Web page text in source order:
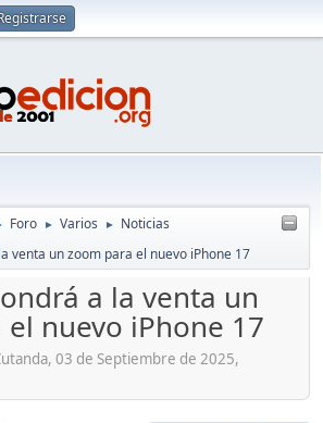
Foro ► Varios ► Noticias
venta un zoom para el nuevo iPhone 17
a la venta un
nuevo iPhone 17
03 de Septiembre de 2025,